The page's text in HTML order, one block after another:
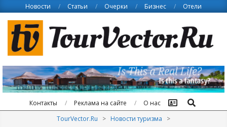
content
Новости Статьи Очерки Бизнес Отели
Контакты Реклама на сайте О нас Поиск
TourVector.Ru > Новости туризма
>